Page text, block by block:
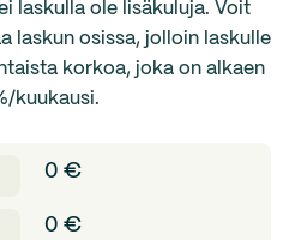
laskulla ole lisäkuluja. Voit
laskun osissa, jolloin laskulle
korkoa, joka on alkaen
kuukausi.
0 €
0 €